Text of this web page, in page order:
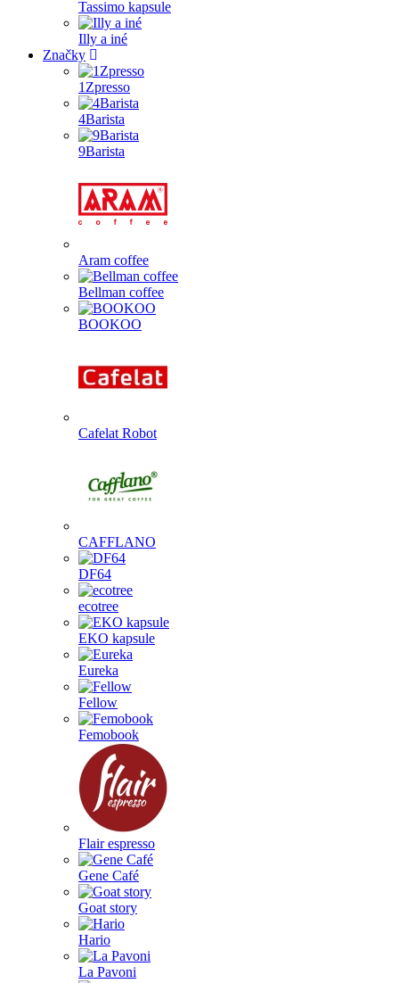
Tassimo kapsule
Illy a iné
Značky
1Zpresso
4Barista
9Barista
Aram coffee
Bellman coffee
BOOKOO
Cafelat Robot
CAFFLANO
DF64
ecotree
EKO kapsule
Eureka
Fellow
Femobook
Flair espresso
Gene Café
Goat story
Hario
La Pavoni